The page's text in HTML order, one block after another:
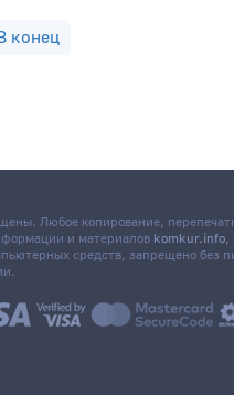
конец
Любое копирование,
и материалов komkur.info,
средств, запрещено без